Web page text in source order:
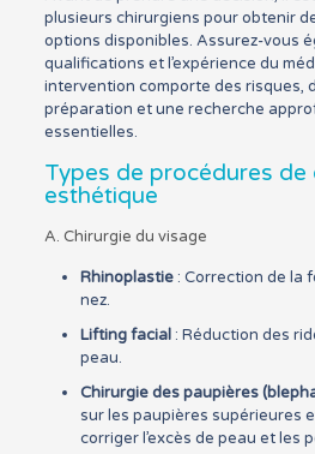
plusieurs chirurgiens pour obtenir
options disponibles. Assurez-vous
qualifications et l’expérience du
intervention comporte des risques,
préparation et une recherche
essentielles.
Types de procédures de
esthétique
A. Chirurgie du visage
Rhinoplastie: Correction de la
nez.
Lifting facial: Réduction des
peau.
Chirurgie des paupières
sur les paupières supérieures
corriger l’excès de peau et les